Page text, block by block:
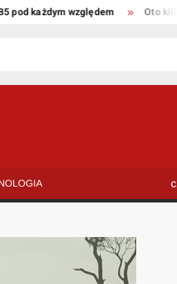
względem Oto kilka